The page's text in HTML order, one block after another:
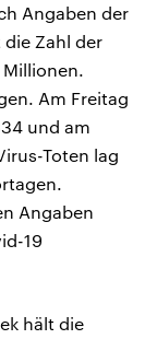
Angaben der
Zahl der
Millionen.
Am Freitag
und am
Toten lag
Angaben
19
hält die